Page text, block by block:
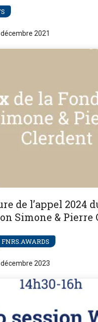
2021
de l’appel 2024
Simone & Pierre
FNRS.AWARDS
2023